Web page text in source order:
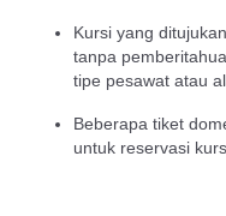
Kursi yang
tanpa
tipe pesawat atau
Beberapa tiket
untuk reservasi